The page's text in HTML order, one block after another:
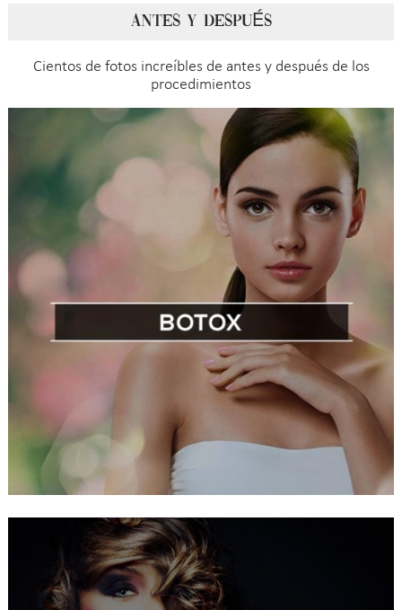
ANTES Y DESPUÉS
Cientos de fotos increíbles de antes y después de los
procedimientos